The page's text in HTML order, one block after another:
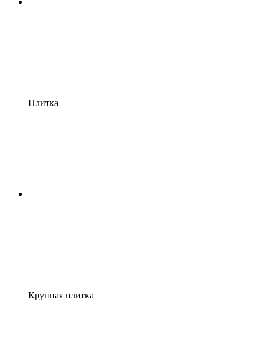
Плитка
Крупная плитка